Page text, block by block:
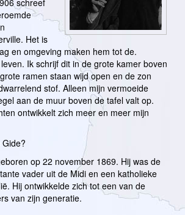
Het is
en omgeving maken hem tot de.
Ik schrijf dit in de grote kamer boven
ramen staan wijd open en de zon
stof. Alleen mijn vermoeide
aan de muur boven de tafel valt op.
ontwikkelt zich meer en meer mijn
op 22 november 1869. Hij was de
vader uit de Midi en een katholieke
Hij ontwikkelde zich tot een van de
van zijn generatie.